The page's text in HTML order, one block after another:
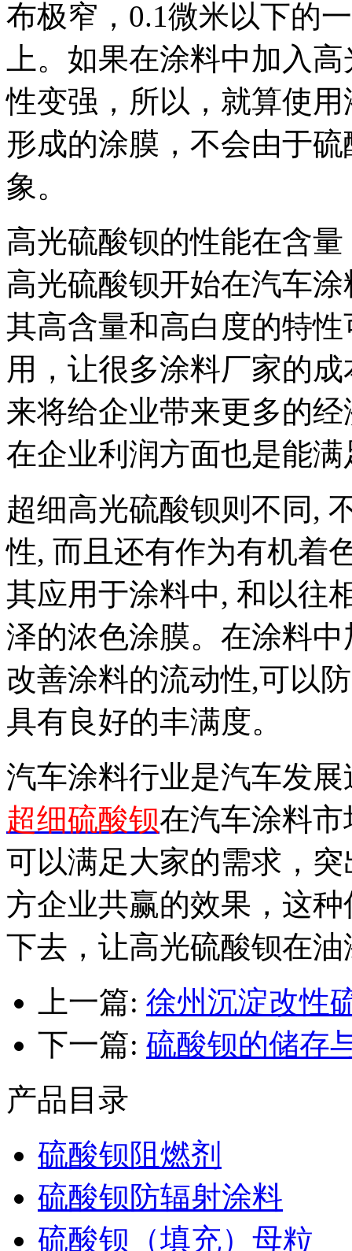
布极窄，0.1微米以下的
上。如果在涂料中加入
性变强，所以，就算使
形成的涂膜，不会由于
象。
高光硫酸钡的性能在含
高光硫酸钡开始在汽车
其高含量和高白度的特
用，让很多涂料厂家的
来将给企业带来更多的
在企业利润方面也是能
超细高光硫酸钡则不同,
性, 而且还有作为有机着
其应用于涂料中, 和以往
泽的浓色涂膜。在涂料
改善涂料的流动性,可以
具有良好的丰满度。
汽车涂料行业是汽车发
超细硫酸钡在汽车涂料
可以满足大家的需求，
方企业共赢的效果，这
下去，让高光硫酸钡在
上一篇: 徐州沉淀改性
下一篇: 硫酸钡的储存
产品目录
硫酸钡阻燃剂
硫酸钡防辐射涂料
硫酸钡（填充）母粒